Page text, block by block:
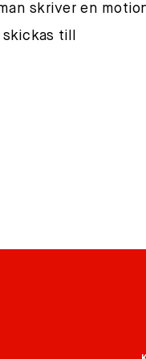
skriver en
till